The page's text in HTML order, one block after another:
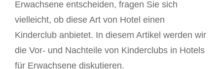
Erwachsene entscheiden, fragen Sie sich
vielleicht, ob diese Art von Hotel einen
Kinderclub anbietet. In diesem Artikel werden wir
die Vor- und Nachteile von Kinderclubs in Hotels
für Erwachsene diskutieren.